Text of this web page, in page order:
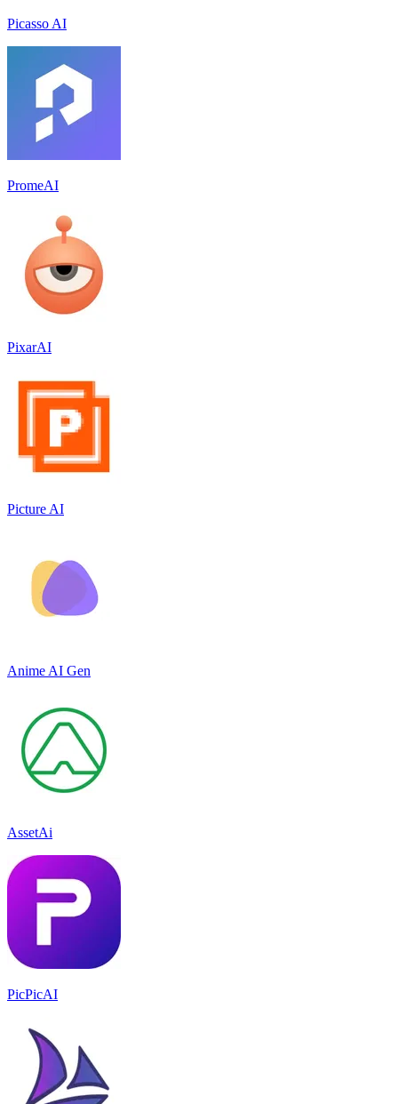
Picasso AI
PromeAI
PixarAI
Picture AI
Anime AI Gen
AssetAi
PicPicAI